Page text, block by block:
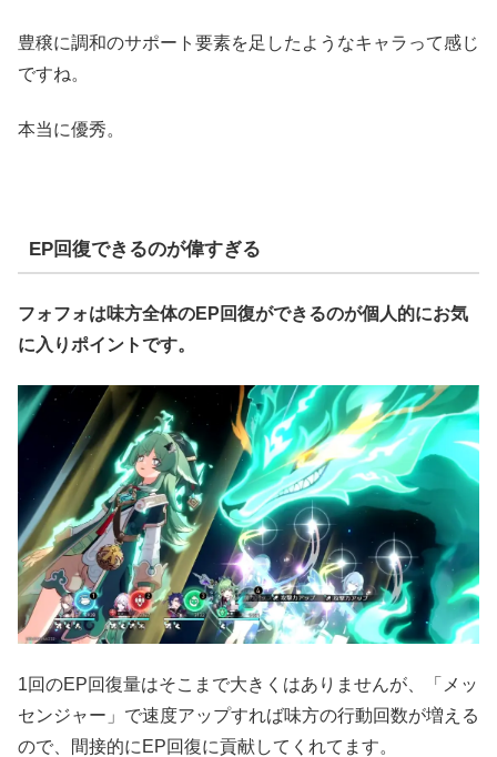
豊穣に調和のサポート要素を足したようなキャラって感じ
ですね。
本当に優秀。
EP回復できるのが偉すぎる
フォフォは味方全体のEP回復ができるのが個人的にお気
に入りポイントです。
1回のEP回復量はそこまで大きくはありませんが、「メッ
センジャー」で速度アップすれば味方の行動回数が増える
ので、間接的にEP回復に貢献してくれてます。